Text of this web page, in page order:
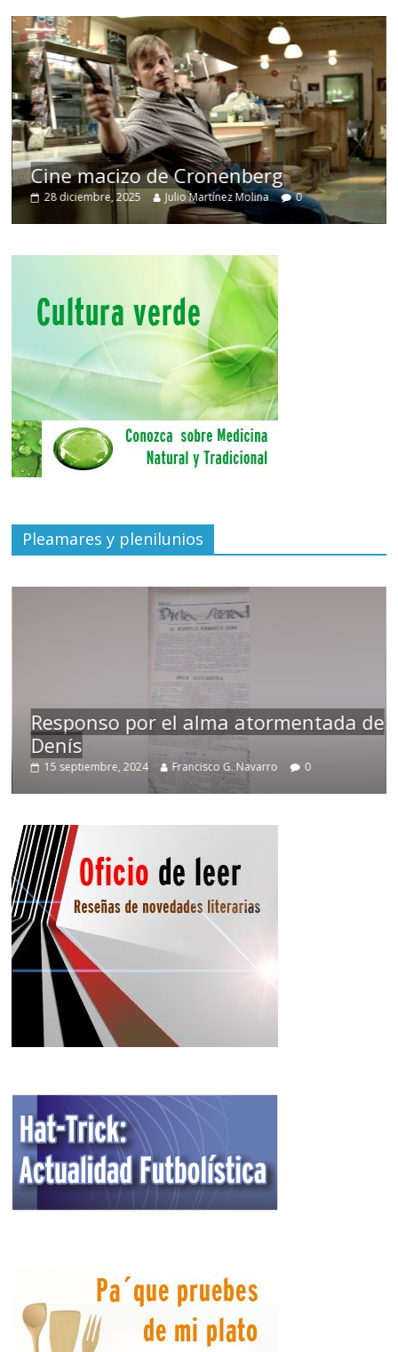
Cine macizo de Cronenberg
28 diciembre, 2025 Julio Martínez Molina 0
Pleamares y plenilunios
Responso por el alma atormentada de
Denís
15 septiembre, 2024 Francisco G. Navarro 0